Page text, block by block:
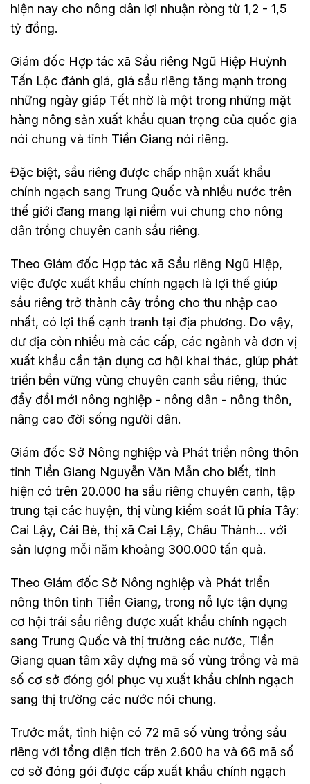
hiện nay cho nông dân lợi nhuận ròng từ 1,2 - 1,5
tỷ đồng.
Giám đốc Hợp tác xã Sầu riêng Ngũ Hiệp Huỳnh
Tấn Lộc đánh giá, giá sầu riêng tăng mạnh trong
những ngày giáp Tết nhờ là một trong những mặt
hàng nông sản xuất khẩu quan trọng của quốc gia
nói chung và tỉnh Tiền Giang nói riêng.
Đặc biệt, sầu riêng được chấp nhận xuất khẩu
chính ngạch sang Trung Quốc và nhiều nước trên
thế giới đang mang lại niềm vui chung cho nông
dân trồng chuyên canh sầu riêng.
Theo Giám đốc Hợp tác xã Sầu riêng Ngũ Hiệp,
việc được xuất khẩu chính ngạch là lợi thế giúp
sầu riêng trở thành cây trồng cho thu nhập cao
nhất, có lợi thế cạnh tranh tại địa phương. Do vậy,
dư địa còn nhiều mà các cấp, các ngành và đơn vị
xuất khẩu cần tận dụng cơ hội khai thác, giúp phát
triển bền vững vùng chuyên canh sầu riêng, thúc
đẩy đổi mới nông nghiệp - nông dân - nông thôn,
nâng cao đời sống người dân.
Giám đốc Sở Nông nghiệp và Phát triển nông thôn
tỉnh Tiền Giang Nguyễn Văn Mẫn cho biết, tỉnh
hiện có trên 20.000 ha sầu riêng chuyên canh, tập
trung tại các huyện, thị vùng kiểm soát lũ phía Tây:
Cai Lậy, Cái Bè, thị xã Cai Lậy, Châu Thành… với
sản lượng mỗi năm khoảng 300.000 tấn quả.
Theo Giám đốc Sở Nông nghiệp và Phát triển
nông thôn tỉnh Tiền Giang, trong nỗ lực tận dụng
cơ hội trái sầu riêng được xuất khẩu chính ngạch
sang Trung Quốc và thị trường các nước, Tiền
Giang quan tâm xây dựng mã số vùng trồng và mã
số cơ sở đóng gói phục vụ xuất khẩu chính ngạch
sang thị trường các nước nói chung.
Trước mắt, tỉnh hiện có 72 mã số vùng trồng sầu
riêng với tổng diện tích trên 2.600 ha và 66 mã số
cơ sở đóng gói được cấp xuất khẩu chính ngạch